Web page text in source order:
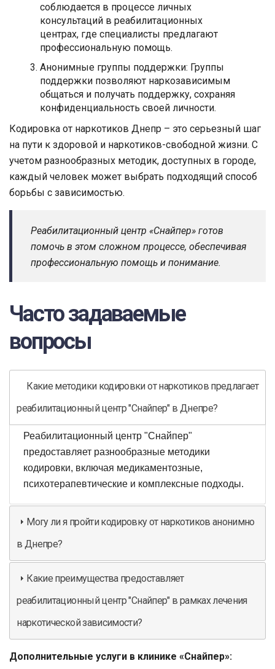
соблюдается в процессе личных
консультаций в реабилитационных
центрах, где специалисты предлагают
профессиональную помощь.
Анонимные группы поддержки: Группы
поддержки позволяют наркозависимым
общаться и получать поддержку, сохраняя
конфиденциальность своей личности.
Кодировка от наркотиков Днепр – это серьезный шаг
на пути к здоровой и наркотиков-свободной жизни. С
учетом разнообразных методик, доступных в городе,
каждый человек может выбрать подходящий способ
борьбы с зависимостью.
Реабилитационный центр «Снайпер» готов
помочь в этом сложном процессе, обеспечивая
профессиональную помощь и понимание.
Часто задаваемые
вопросы
Какие методики кодировки от наркотиков предлагает
реабилитационный центр "Снайпер" в Днепре?
Реабилитационный центр "Снайпер"
предоставляет разнообразные методики
кодировки, включая медикаментозные,
психотерапевтические и комплексные подходы.
Могу ли я пройти кодировку от наркотиков анонимно
в Днепре?
Какие преимущества предоставляет
реабилитационный центр "Снайпер" в рамках лечения
наркотической зависимости?
Дополнительные услуги в клинике «Снайпер»: